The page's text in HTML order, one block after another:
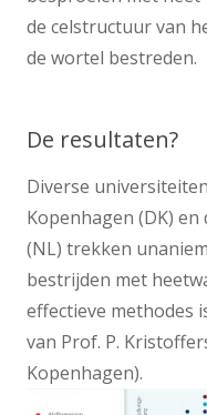
de celstructuur van
de wortel bestreden.
De resultaten?
Diverse
Kopenhagen (DK)
(NL) trekken
bestrijden met
effectieve methodes
van Prof. P.
Kopenhagen).